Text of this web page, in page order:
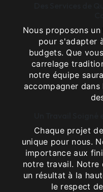
Nous proposons
pour s'adapter
budgets. Que
carrelage
notre équipe
accompagner
Chaque projet
unique pour nous.
importance aux
notre travail.
un résultat à la
le respect